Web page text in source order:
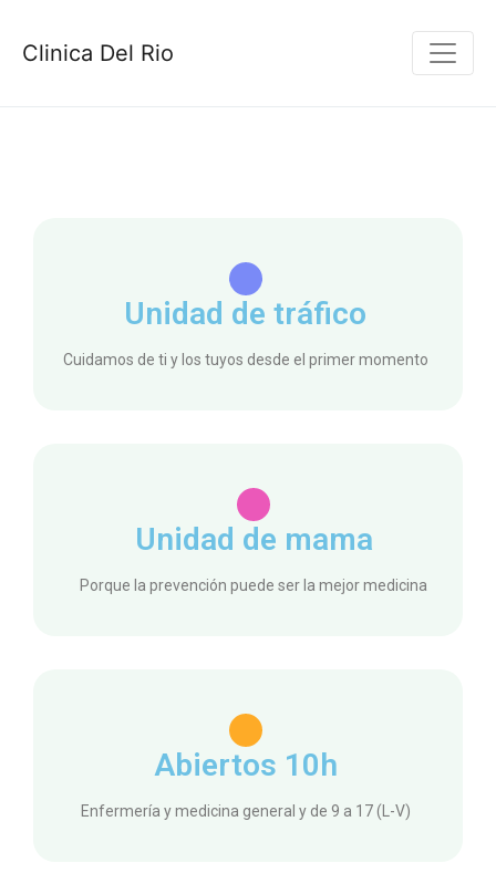
Clinica Del Rio
Unidad de tráfico
Cuidamos de ti y los tuyos desde el primer momento
Unidad de mama
Porque la prevención puede ser la mejor medicina
Abiertos 10h
Enfermería y medicina general y de 9 a 17 (L-V)